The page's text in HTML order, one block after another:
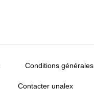
Conditions générales
Contacter unalex